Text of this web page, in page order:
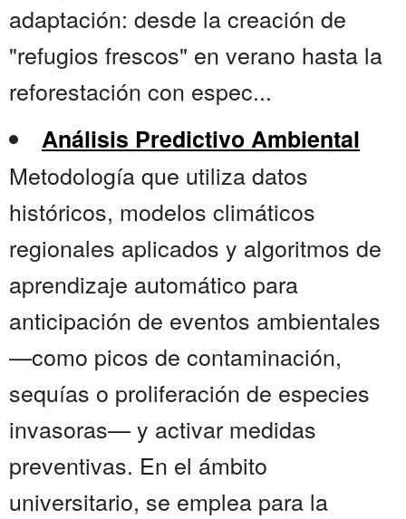
adaptación: desde la creación de
"refugios frescos" en verano hasta la
reforestación con espec...
Análisis Predictivo Ambiental
Metodología que utiliza datos
históricos, modelos climáticos
regionales aplicados y algoritmos de
aprendizaje automático para
anticipación de eventos ambientales
—como picos de contaminación,
sequías o proliferación de especies
invasoras— y activar medidas
preventivas. En el ámbito
universitario, se emplea para la